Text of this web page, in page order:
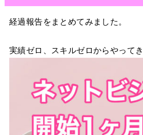
経過報告をまとめてみました。
実績ゼロ、スキルゼロからやってき